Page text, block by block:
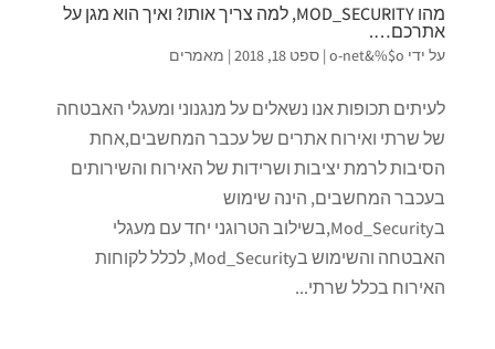
מהו MOD_SECURITY, למה צריך אותו? ואיך הוא מגן על
אתרכם….
על ידי o-net&%$o
| ספט 18, 2018 | מאמרים
לעיתים תכופות אנו נשאלים על מנגנוני ומעגלי האבטחה
של שרתי ואירוח אתרים של עכבר המחשבים,אחת
הסיבות לרמת יציבות ושרידות של האירוח והשירותים
בעכבר המחשבים, הינה שימוש
בMod_Security,בשילוב הטרוגני יחד עם מעגלי
האבטחה והשימוש בMod_Security, לכלל לקוחות
האירוח בכלל שרתי...